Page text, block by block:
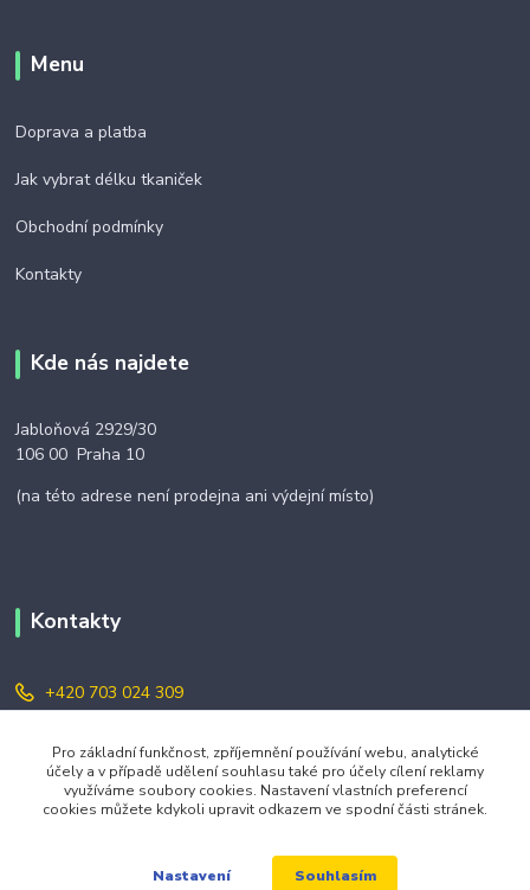
Menu
Doprava a platba
Jak vybrat délku tkaniček
Obchodní podmínky
Kontakty
Kde nás najdete
Jabloňová 2929/30
106 00 Praha 10
(na této adrese není prodejna ani výdejní místo)
Kontakty
+420 703 024 309
objednavky@zavazuj.cz
Pro základní funkčnost, zpříjemnění používání webu, analytické
účely a v případě udělení souhlasu také pro účely cílení reklamy
využíváme soubory cookies. Nastavení vlastních preferencí
cookies můžete kdykoli upravit odkazem ve spodní části stránek.
Nastavení Souhlasím